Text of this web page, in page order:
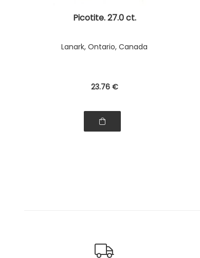
Picotite. 27.0 ct.
Lanark, Ontario, Canada
23.76 €